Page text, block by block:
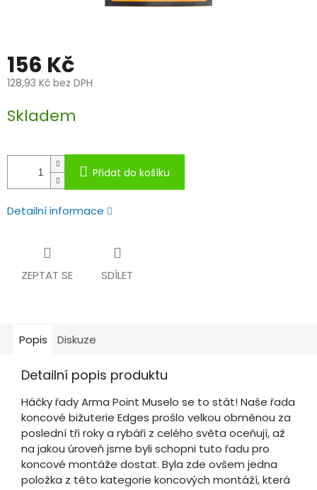
156 Kč
128,93 Kč bez DPH
cena:
Skladem
Přidat do košíku
Detailní informace
ZEPTAT SE SDÍLET
Popis Diskuze
Detailní popis produktu
Háčky řady Arma Point Muselo se to stát! Naše řada
koncové bižuterie Edges prošlo velkou obměnou za
poslední tři roky a rybáři z celého světa oceňují, až
na jakou úroveň jsme byli schopni tuto řadu pro
koncové montáže dostat. Byla zde ovšem jedna
položka z této kategorie koncových montáží, která